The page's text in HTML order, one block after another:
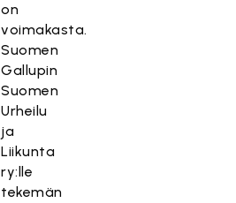
on
voimakasta.
Suomen
Gallupin
Suomen
Urheilu
ja
Liikunta
ry:lle
tekemän